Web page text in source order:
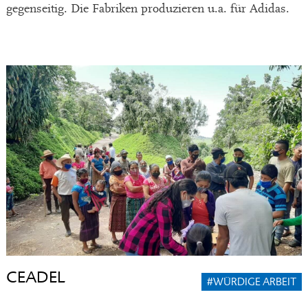
gegenseitig. Die Fabriken produzieren u.a. für Adidas.
CEADEL #WÜRDIGE ARBEIT